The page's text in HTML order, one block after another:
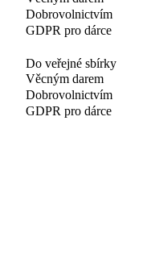
Dobrovolnictvím
GDPR pro dárce
Do veřejné sbírky
Věcným darem
Dobrovolnictvím
GDPR pro dárce